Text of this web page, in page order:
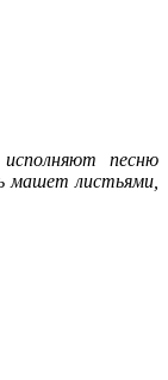
песню
машет листьями,